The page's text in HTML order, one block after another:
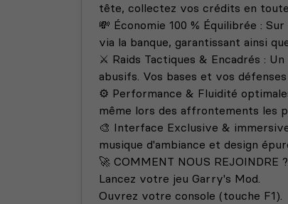
tête, collectez vos crédits en
💸 Économie 100 % Équilibrée :
via la banque, garantissant ainsi
⚔️ Raids Tactiques & Encadrés :
abusifs. Vos bases et vos
⚙️ Performance & Fluidité
même lors des affrontements les
🎨 Interface Exclusive &
musique d'ambiance et design
🚀 COMMENT NOUS REJOINDRE ?
Lancez votre jeu Garry's Mod.
Ouvrez votre console (touche F1).